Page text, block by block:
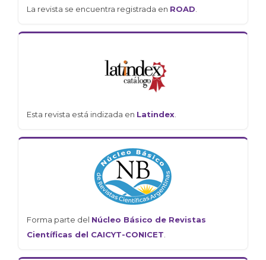
La revista se encuentra registrada en ROAD.
Esta revista está indizada en Latindex.
Forma parte del Núcleo Básico de Revistas
Científicas del CAICYT-CONICET.